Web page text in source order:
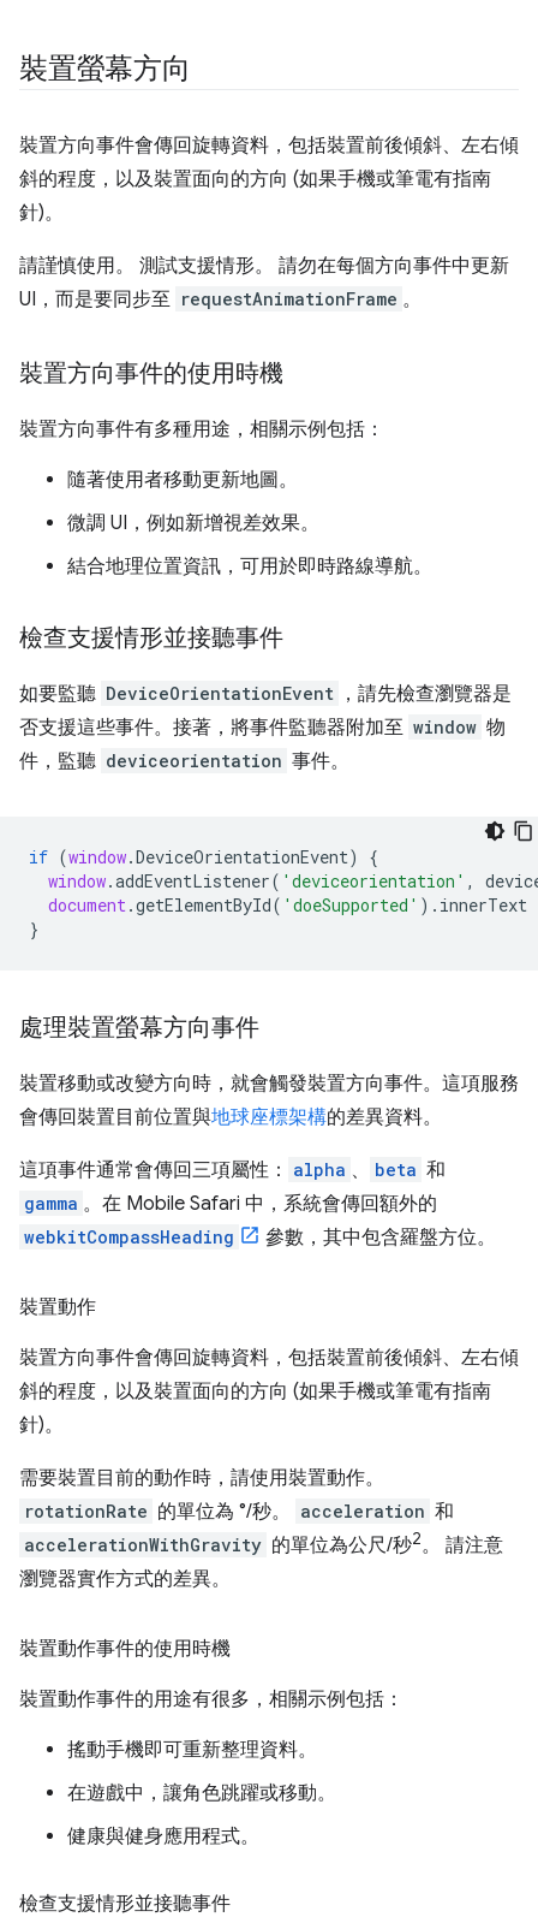
裝置螢幕方向
裝置方向事件會傳回旋轉資料，包括裝置前後傾斜、左右傾
斜的程度，以及裝置面向的方向 (如果手機或筆電有指南
針)。
請謹慎使用。 測試支援情形。 請勿在每個方向事件中更新
UI，而是要同步至 requestAnimationFrame 。
裝置方向事件的使用時機
裝置方向事件有多種用途，相關示例包括：
隨著使用者移動更新地圖。
微調 UI，例如新增視差效果。
結合地理位置資訊，可用於即時路線導航。
檢查支援情形並接聽事件
如要監聽 DeviceOrientationEvent ，請先檢查瀏覽器是
否支援這些事件。接著，將事件監聽器附加至 window 物
件，監聽 deviceorientation 事件。
if (window.DeviceOrientationEvent)
{
window.addEventListener( 'deviceorientation' ,
document.getElementById( 'doeSupported' ). innerText
}
處理裝置螢幕方向事件
裝置移動或改變方向時，就會觸發裝置方向事件。這項服務
會傳回裝置目前位置與地球座標架構的差異資料。
這項事件通常會傳回三項屬性： alpha 、 beta 和
gamma 。在 Mobile Safari 中，系統會傳回額外的
webkitCompassHeading 參數，其中包含羅盤方位。
裝置動作
裝置方向事件會傳回旋轉資料，包括裝置前後傾斜、左右傾
斜的程度，以及裝置面向的方向 (如果手機或筆電有指南
針)。
需要裝置目前的動作時，請使用裝置動作。
rotationRate 的單位為 °/秒。 acceleration 和
accelerationWithGravity 的單位為公尺/秒2。 請注意
瀏覽器實作方式的差異。
裝置動作事件的使用時機
裝置動作事件的用途有很多，相關示例包括：
搖動手機即可重新整理資料。
在遊戲中，讓角色跳躍或移動。
健康與健身應用程式。
檢查支援情形並接聽事件